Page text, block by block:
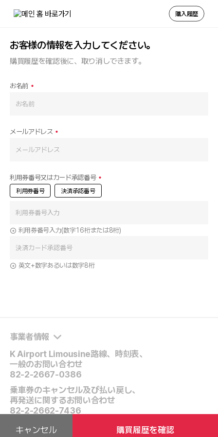
購入履歴
お客様の情報を入力してください。
購買履歴を確認後に、取り消しできます。
お名前
メールアドレス
利用券番号又はカード承認番号
利用券番号 決済承認番号
利用券番号入力(数字16桁または8桁)
英文+数字あるいは数字8桁
キャンセル 購買履歴を確認
事業者情報
K Airport Limousine路線、時刻表、
一般のお問い合わせ
82-2-2667-0386
乗車券のキャンセル及び払い戻し、
再発送に関するお問い合わせ
82-2-2662-7436